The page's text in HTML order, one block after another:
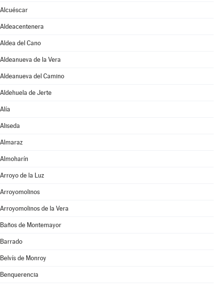
Alcuéscar
Aldeacentenera
Aldea del Cano
Aldeanueva de la Vera
Aldeanueva del Camino
Aldehuela de Jerte
Alía
Aliseda
Almaraz
Almoharín
Arroyo de la Luz
Arroyomolinos
Arroyomolinos de la Vera
Baños de Montemayor
Barrado
Belvís de Monroy
Benquerencia